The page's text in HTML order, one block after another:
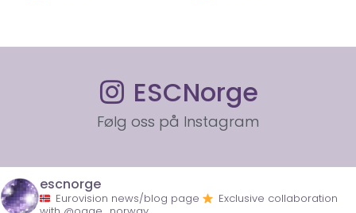
ESCNorge
Følg oss på Instagram
escnorge
Eurovision news/blog page
Exclusive collaboration